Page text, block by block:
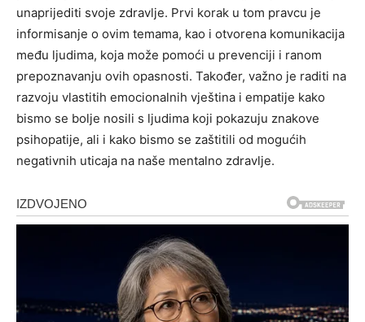
unaprijediti svoje zdravlje. Prvi korak u tom pravcu je
informisanje o ovim temama, kao i otvorena komunikacija
među ljudima, koja može pomoći u prevenciji i ranom
prepoznavanju ovih opasnosti. Također, važno je raditi na
razvoju vlastitih emocionalnih vještina i empatije kako
bismo se bolje nosili s ljudima koji pokazuju znakove
psihopatije, ali i kako bismo se zaštitili od mogućih
negativnih uticaja na naše mentalno zdravlje.